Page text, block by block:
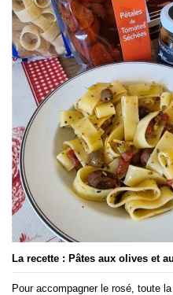
La recette : Pâtes aux olives et
Pour accompagner le rosé, toute